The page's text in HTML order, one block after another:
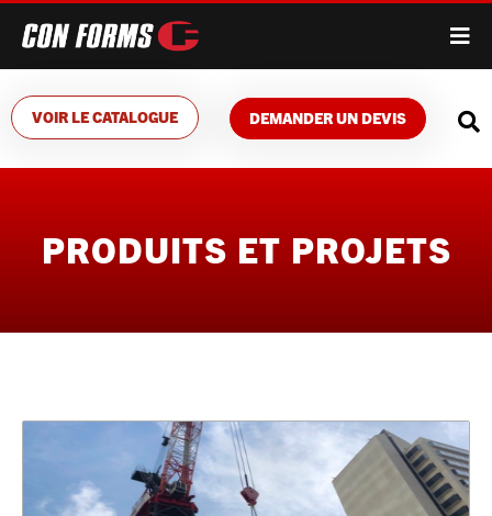
VOIR LE CATALOGUE DEMANDER UN DEVIS
PRODUITS ET PROJETS